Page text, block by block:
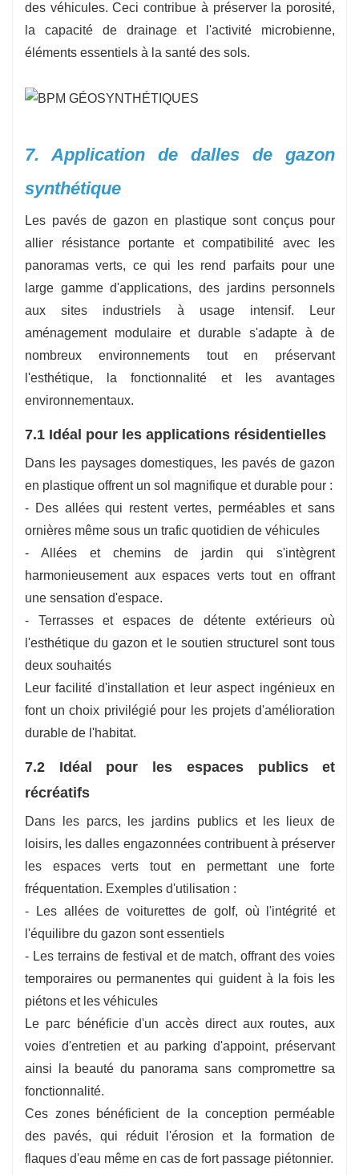
des véhicules. Ceci contribue à préserver la porosité,
la capacité de drainage et l'activité microbienne,
éléments essentiels à la santé des sols.
7. Application de dalles de gazon
synthétique
Les pavés de gazon en plastique sont conçus pour
allier résistance portante et compatibilité avec les
panoramas verts, ce qui les rend parfaits pour une
large gamme d'applications, des jardins personnels
aux sites industriels à usage intensif. Leur
aménagement modulaire et durable s'adapte à de
nombreux environnements tout en préservant
l'esthétique, la fonctionnalité et les avantages
environnementaux.
7.1 Idéal pour les applications résidentielles
Dans les paysages domestiques, les pavés de gazon
en plastique offrent un sol magnifique et durable pour :
- Des allées qui restent vertes, perméables et sans
ornières même sous un trafic quotidien de véhicules
- Allées et chemins de jardin qui s'intègrent
harmonieusement aux espaces verts tout en offrant
une sensation d'espace.
- Terrasses et espaces de détente extérieurs où
l'esthétique du gazon et le soutien structurel sont tous
deux souhaités
Leur facilité d'installation et leur aspect ingénieux en
font un choix privilégié pour les projets d'amélioration
durable de l'habitat.
7.2 Idéal pour les espaces publics et
récréatifs
Dans les parcs, les jardins publics et les lieux de
loisirs, les dalles engazonnées contribuent à préserver
les espaces verts tout en permettant une forte
fréquentation. Exemples d'utilisation :
- Les allées de voiturettes de golf, où l'intégrité et
l'équilibre du gazon sont essentiels
- Les terrains de festival et de match, offrant des voies
temporaires ou permanentes qui guident à la fois les
piétons et les véhicules
Le parc bénéficie d'un accès direct aux routes, aux
voies d'entretien et au parking d'appoint, préservant
ainsi la beauté du panorama sans compromettre sa
fonctionnalité.
Ces zones bénéficient de la conception perméable
des pavés, qui réduit l'érosion et la formation de
flaques d'eau même en cas de fort passage piétonnier.